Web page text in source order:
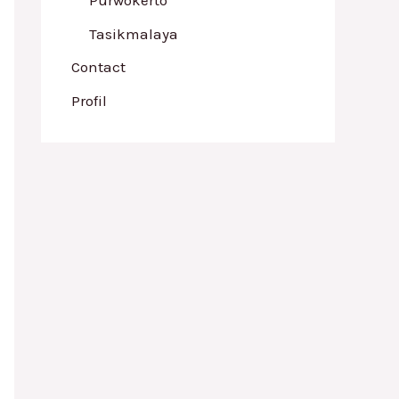
Tasikmalaya
Contact
Profil